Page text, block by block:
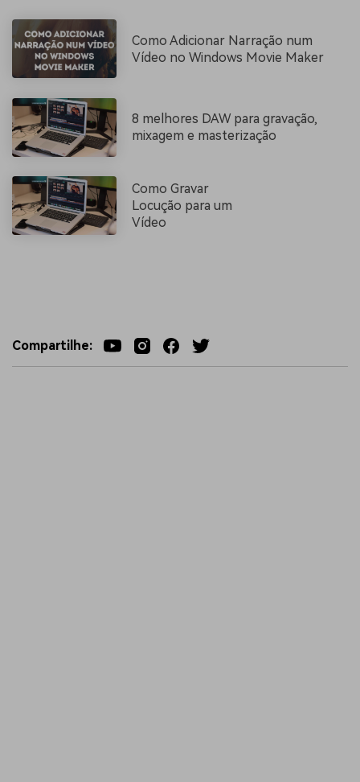
Como Adicionar Narração num
Vídeo no Windows Movie Maker
8 melhores DAW para gravação,
mixagem e masterização
Como Gravar
Locução para um
Vídeo
Compartilhe: